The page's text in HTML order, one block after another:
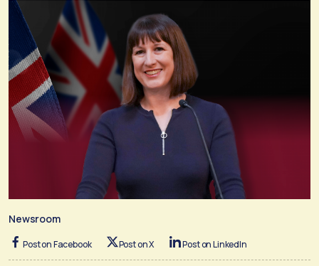
Newsroom
Post on Facebook Post on X Post on LinkedIn